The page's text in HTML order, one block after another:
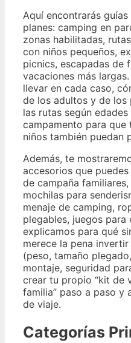
Aquí encontrarás
planes: camping en
zonas habilitadas,
con niños pequeños,
picnics, escapadas de
vacaciones más
llevar en cada caso,
de los adultos y de los
las rutas según
campamento para
niños también puedan
Además, te
accesorios que
de campaña
mochilas para
menaje de camping,
plegables, juegos
explicamos para qué
merece la pena
(peso, tamaño
montaje, seguridad
crear tu propio “kit de
familia” paso a paso y
de viaje.
Categorías